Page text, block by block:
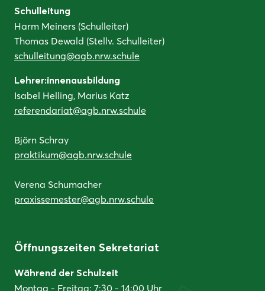
Schulleitung
Harm Meiners (Schulleiter)
Thomas Dewald (Stellv. Schulleiter)
schulleitung@agb.nrw.schule
Lehrer:innenausbildung
Isabel Helling, Marius Katz
referendariat@agb.nrw.schule
Björn Schray
praktikum@agb.nrw.schule
Verena Schumacher
praxissemester@agb.nrw.schule
Öffnungszeiten Sekretariat
Während der Schulzeit
Montag - Freitag: 7:30 - 14:00 Uhr